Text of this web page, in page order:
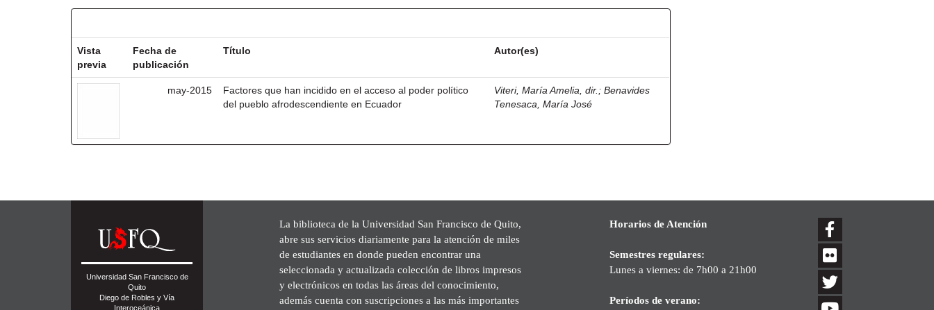
Vista
previa
Fecha de
publicación
Título Autor(es)
may-2015
Factores que han incidido en el acceso al poder político
del pueblo afrodescendiente en Ecuador
Viteri, María Amelia, dir. ;Benavides
Tenesaca, María José
Universidad San Francisco de
Quito
Diego de Robles y Vía
Interoceánica
La biblioteca de la Universidad San Francisco de Quito,
abre sus servicios diariamente para la atención de miles
de estudiantes en donde pueden encontrar una
seleccionada y actualizada colección de libros impresos
y electrónicos en todas las áreas del conocimiento,
además cuenta con suscripciones a las más importantes
Horarios de Atención
Semestres regulares:
Lunes a viernes: de 7h00 a 21h00
Períodos de verano: